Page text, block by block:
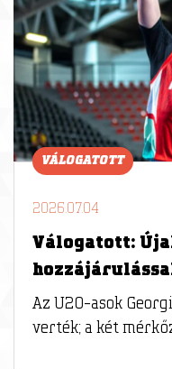
VÁLOGATOTT
2026.07.04
Válogatott:
Az U20-asok
verték; a két